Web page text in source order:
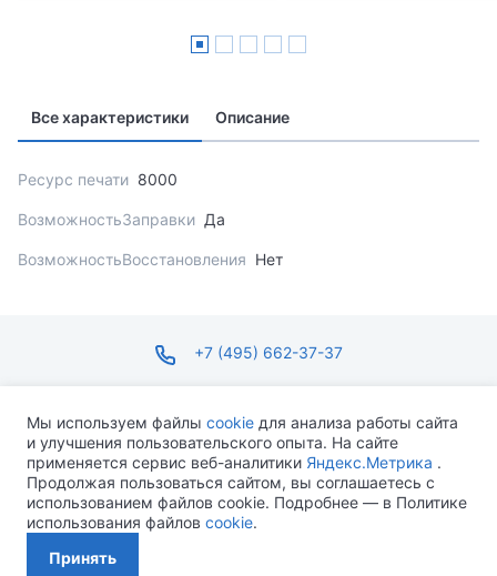
Все характеристики Описание
Ресурс печати 8000
ВозможностьЗаправки Да
ВозможностьВосстановления Нет
+7 (495) 662-37-37
ПН-ПТ С 09:00 ДО 18:00 СБ-ВС ВЫХОДНОЙ
Мы используем файлы cookie для анализа работы сайта
и улучшения пользовательского опыта. На сайте
применяется сервис веб-аналитики Яндекс.Метрика .
Продолжая пользоваться сайтом, вы соглашаетесь с
использованием файлов cookie. Подробнее — в Политике
использования файлов cookie.
Принять